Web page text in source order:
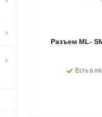
Разъем ML-
Есть в